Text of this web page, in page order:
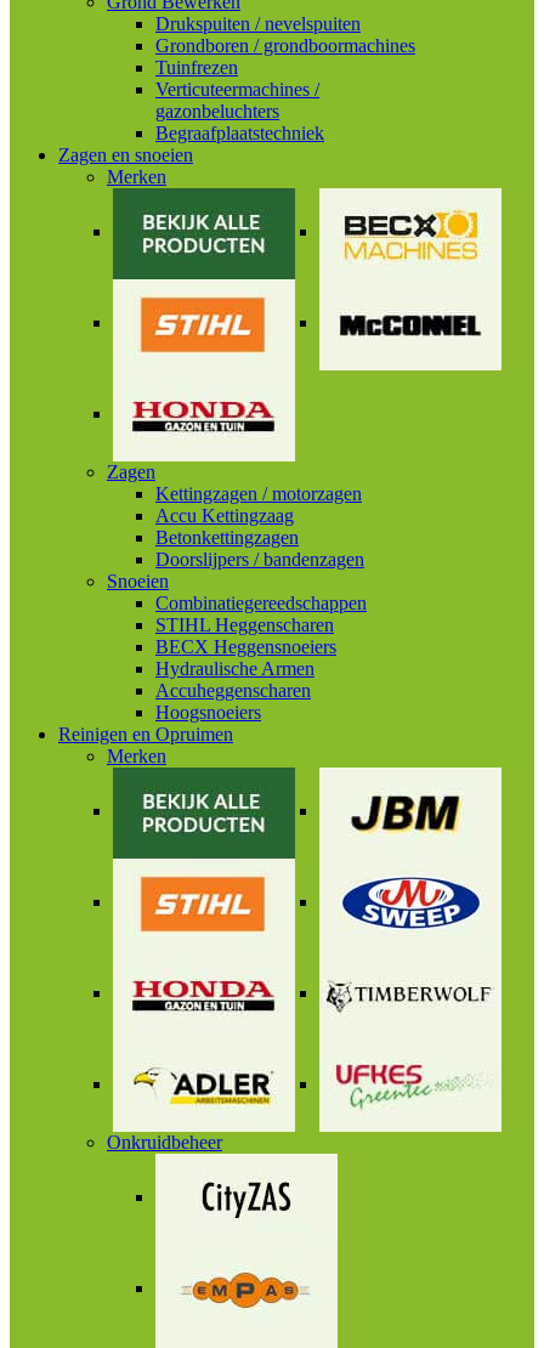
Drukspuiten / nevelspuiten
Grondboren / grondboormachines
Tuinfrezen
Verticuteermachines /
gazonbeluchters
Begraafplaatstechniek
Zagen en snoeien
Merken
Zagen
Kettingzagen / motorzagen
Accu Kettingzaag
Betonkettingzagen
Doorslijpers / bandenzagen
Snoeien
Combinatiegereedschappen
STIHL Heggenscharen
BECX Heggensnoeiers
Hydraulische Armen
Accuheggenscharen
Hoogsnoeiers
Reinigen en Opruimen
Merken
Onkruidbeheer